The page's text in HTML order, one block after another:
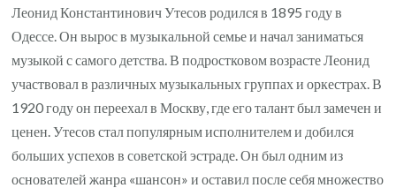
Леонид Константинович Утесов родился в 1895 году в
Одессе. Он вырос в музыкальной семье и начал заниматься
музыкой с самого детства. В подростковом возрасте Леонид
участвовал в различных музыкальных группах и оркестрах. В
1920 году он переехал в Москву, где его талант был замечен и
ценен. Утесов стал популярным исполнителем и добился
больших успехов в советской эстраде. Он был одним из
основателей жанра «шансон» и оставил после себя множество